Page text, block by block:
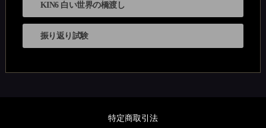
KIN6 白い世界の橋渡し
振り返り試験
特定商取引法